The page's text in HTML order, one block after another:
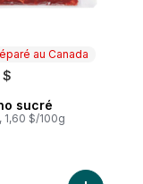
au Canada
$
au Canada
sucré
1,60 $/100g